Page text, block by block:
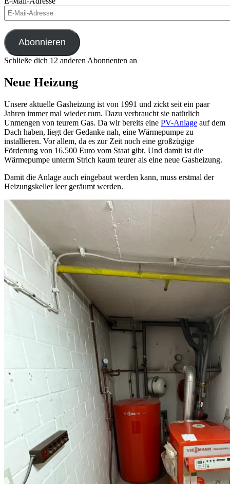
Abonnieren
Schließe dich 12 anderen Abonnenten an
Neue Heizung
Unsere aktuelle Gasheizung ist von 1991 und zickt seit ein paar
Jahren immer mal wieder rum. Dazu verbraucht sie natürlich
Unmengen von teurem Gas. Da wir bereits eine PV-Anlage auf dem
Dach haben, liegt der Gedanke nah, eine Wärmepumpe zu
installieren. Vor allem, da es zur Zeit noch eine großzügige
Förderung von 16.500 Euro vom Staat gibt. Und damit ist die
Wärmepumpe unterm Strich kaum teurer als eine neue Gasheizung.
Damit die Anlage auch eingebaut werden kann, muss erstmal der
Heizungskeller leer geräumt werden.